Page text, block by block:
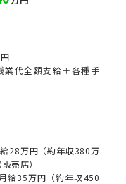
業代全額支給＋各種手
28万円（約年収380万
売店）
給35万円（約年収450